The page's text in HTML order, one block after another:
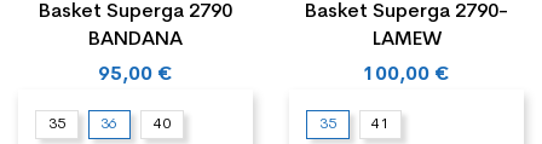
Basket Superga 2790
BANDANA
95,00 €
35 36 40
Basket Superga 2790-
LAMEW
100,00 €
35 41